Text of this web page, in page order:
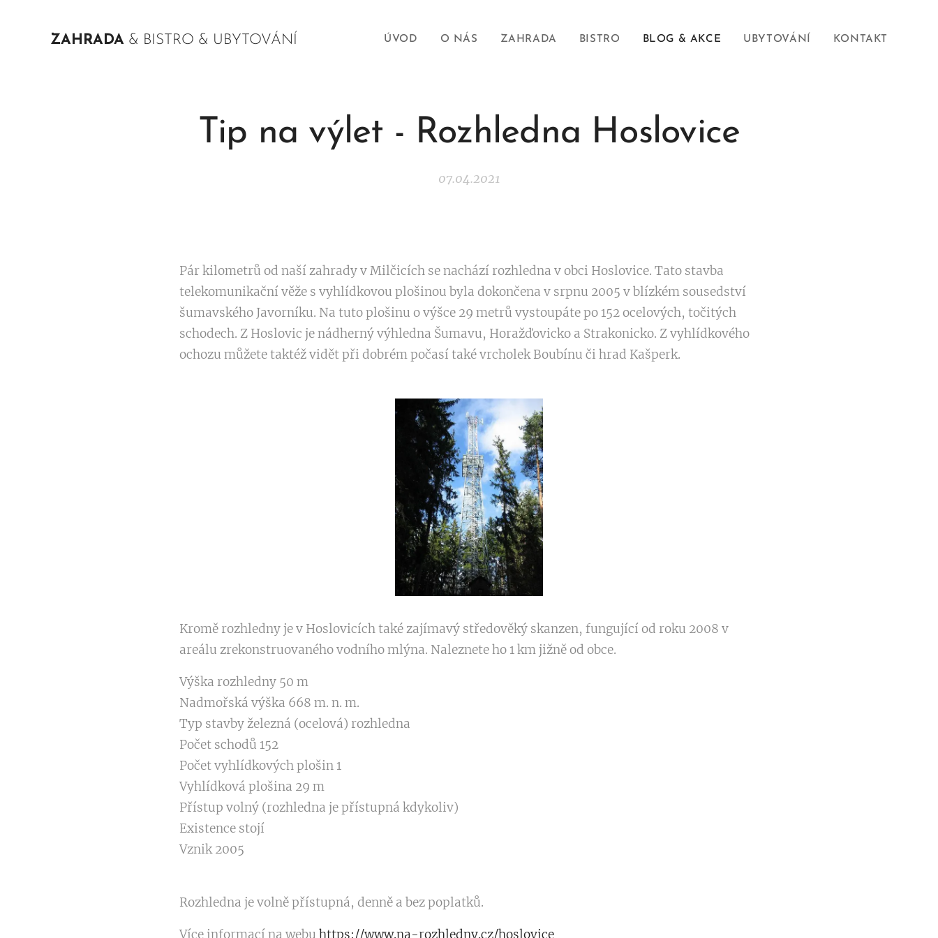
ZAHRADA & BISTRO & UBYTOVÁNÍ ÚVOD O NÁS ZAHRADA BISTRO BLOG & AKCE UBYTOVÁNÍ KONTAKT
Tip na výlet - Rozhledna Hoslovice
07.04.2021
Pár kilometrů od naší zahrady v Milčicích se nachází rozhledna v obci Hoslovice. Tato stavba
telekomunikační věže s vyhlídkovou plošinou byla dokončena v srpnu 2005 v blízkém sousedství
šumavského Javorníku. Na tuto plošinu o výšce 29 metrů vystoupáte po 152 ocelových, točitých
schodech. Z Hoslovic je nádherný výhledna Šumavu, Horažďovicko a Strakonicko. Z vyhlídkového
ochozu můžete taktéž vidět při dobrém počasí také vrcholek Boubínu či hrad Kašperk.
Kromě rozhledny je v Hoslovicích také zajímavý středověký skanzen, fungující od roku 2008 v
areálu zrekonstruovaného vodního mlýna. Naleznete ho 1 km jižně od obce.
Výška rozhledny 50 m
Nadmořská výška 668 m. n. m.
Typ stavby železná (ocelová) rozhledna
Počet schodů 152
Počet vyhlídkových plošin 1
Vyhlídková plošina 29 m
Přístup volný (rozhledna je přístupná kdykoliv)
Existence stojí
Vznik 2005
Rozhledna je volně přístupná, denně a bez poplatků.
Více informací na webu https://www.na-rozhledny.cz/hoslovice